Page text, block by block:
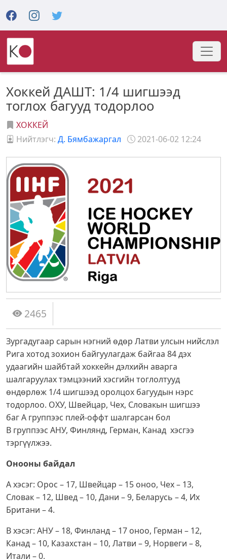
Хоккей ДАШТ: 1/4 шигшээд
тоглох багууд тодорлоо
ХОККЕЙ
Нийтлэгч: Д. Бямбажаргал 2021-06-02 12:24
2465
Зургадугаар сарын нэгний өдөр Латви улсын нийслэл
Рига хотод зохион байгуулагдаж байгаа 84 дэх
удаагийн шайбтай хоккейн дэлхийн аварга
шалгаруулах тэмцээний хэсгийн тоглолтууд
өндөрлөж 1/4 шигшээд оролцох багуудын нэрс
тодорлоо. ОХУ, Швейцар, Чех, Словакын шигшээ
баг А группээс плей-оффт шалгарсан бол
В группээс АНУ, Финлянд, Герман, Канад хэсгээ
тэргүүлжээ.
Онооны байдал
А хэсэг: Орос – 17, Швейцар – 15 оноо, Чех – 13,
Словак – 12, Швед – 10, Дани – 9, Беларусь – 4, Их
Британи – 4.
B хэсэг: АНУ – 18, Финланд – 17 оноо, Герман – 12,
Канад – 10, Казахстан – 10, Латви – 9, Норвеги – 8,
Итали – 0.